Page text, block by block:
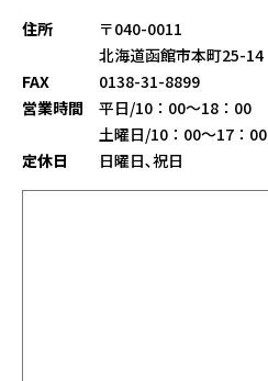
住所
〒040-0011
北海道函館市本町25-14
FAX
0138-31-8899
営業時間
平日/10：00～18：00
土曜日/10：00～17：00
定休日
日曜日､祝日